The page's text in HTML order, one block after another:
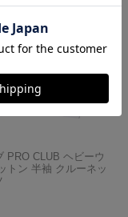
PRO CLUB ヘビーウ
トン 半袖 クルーネッ